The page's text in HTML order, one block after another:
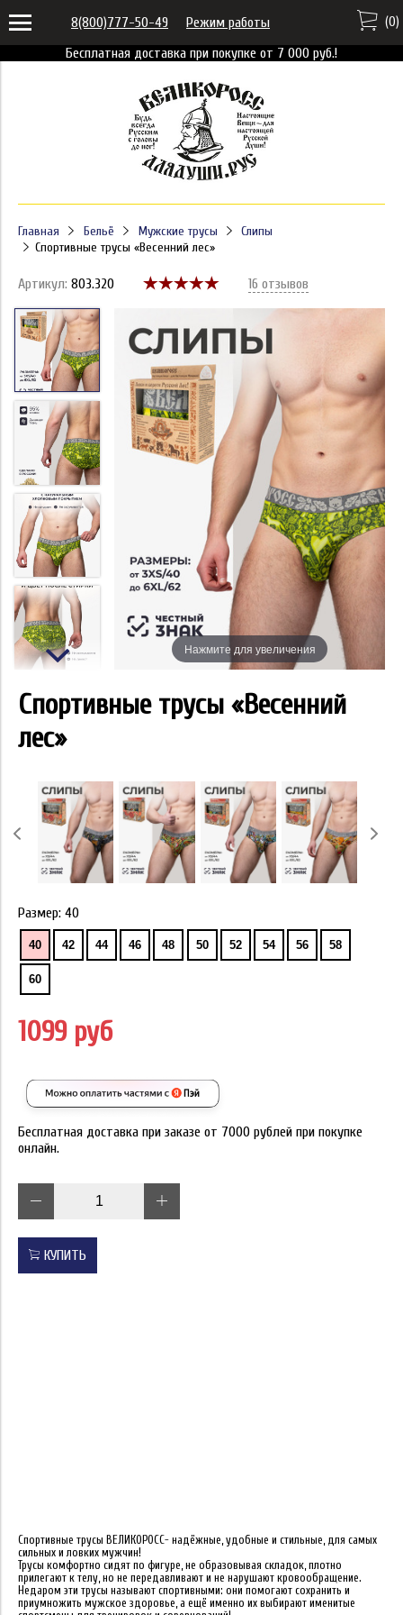
Бесплатная доставка при покупке от 7 000 руб.!
8(800)777-50-49 Режим работы (0)
Главная Бельё Мужские трусы
Слипы
Спортивные трусы «Весенний лес»
Артикул: 803.320 16 отзывов
Нажмите для увеличения
Спортивные трусы «Весенний
лес»
Размер: 40
40 42 44 46 48 50 52 54 56 58
60
1099 руб
Бесплатная доставка при заказе от 7000 рублей при покупке
онлайн.
КУПИТЬ
Спортивные трусы ВЕЛИКОРОСС- надёжные, удобные и стильные, для самых
сильных и ловких мужчин!
Трусы комфортно сидят по фигуре, не образовывая складок, плотно
прилегают к телу, но не передавливают и не нарушают кровообращение.
Недаром эти трусы называют спортивными: они помогают сохранить и
приумножить мужское здоровье, а ещё именно их выбирают именитые